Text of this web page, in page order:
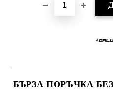
БЪРЗА ПОРЪЧКА